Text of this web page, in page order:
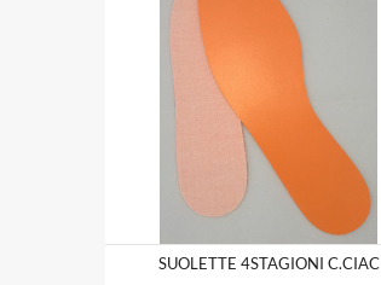
SUOLETTE 4STAGIONI C.CIAC